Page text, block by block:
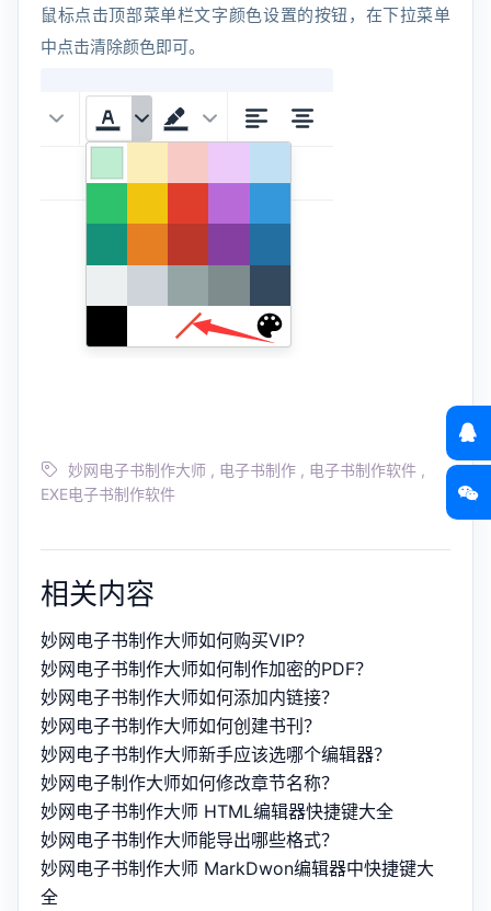
鼠标点击顶部菜单栏文字颜色设置的按钮，在下拉菜单
中点击清除颜色即可。
妙网电子书制作大师 , 电子书制作 , 电子书制作软件 ,
EXE电子书制作软件
相关内容
妙网电子书制作大师如何购买VIP?
妙网电子书制作大师如何制作加密的PDF？
妙网电子书制作大师如何添加内链接？
妙网电子书制作大师如何创建书刊？
妙网电子书制作大师新手应该选哪个编辑器？
妙网电子制作大师如何修改章节名称？
妙网电子书制作大师 HTML编辑器快捷键大全
妙网电子书制作大师能导出哪些格式？
妙网电子书制作大师 MarkDwon编辑器中快捷键大
全